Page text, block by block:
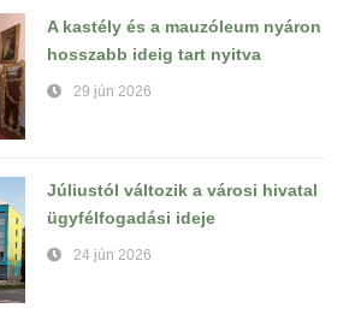
A kastély és a mauzóleum nyáron
hosszabb ideig tart nyitva
29 jún 2026
Júliustól változik a városi hivatal
ügyfélfogadási ideje
24 jún 2026